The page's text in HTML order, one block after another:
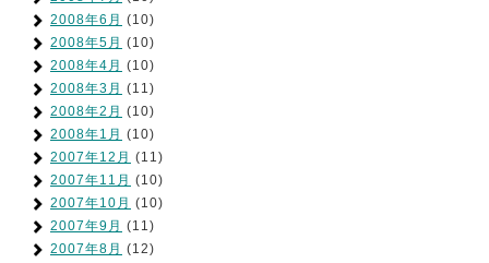
2008年6月 (10)
2008年5月 (10)
2008年4月 (10)
2008年3月 (11)
2008年2月 (10)
2008年1月 (10)
2007年12月 (11)
2007年11月 (10)
2007年10月 (10)
2007年9月 (11)
2007年8月 (12)